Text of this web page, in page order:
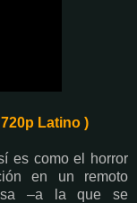
Latino )
es como el horror
en un remoto
–a la que se